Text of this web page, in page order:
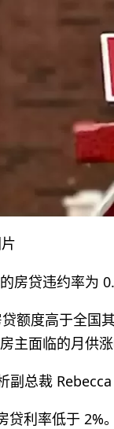
房贷违约率为
额度高于全国
主面临的月供涨
副总裁
贷利率低于